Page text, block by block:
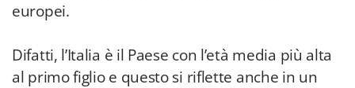
europei.
Difatti, l’Italia è il Paese con l’età media più alta
al primo figlio e questo si riflette anche in un